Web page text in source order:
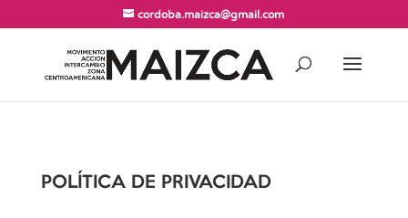
cordoba.maizca@gmail.com
POLÍTICA DE PRIVACIDAD